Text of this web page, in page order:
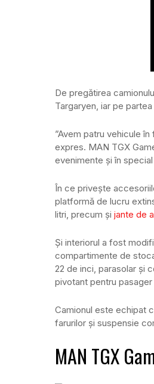
De pregătirea
Targaryen, iar pe
”Avem patru vehicule
expres. MAN TGX
evenimente și în
În ce privește
platformă de lucru
litri, precum și jante de
Și interiorul a fost
compartimente de
22 de inci, parasolar și
pivotant pentru
Camionul este echipat
farurilor și suspensie
MAN TGX